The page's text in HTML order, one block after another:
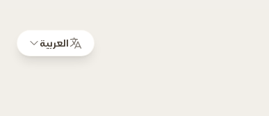
العربية